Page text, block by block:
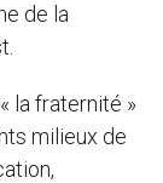
de la
la fraternité »
milieux de